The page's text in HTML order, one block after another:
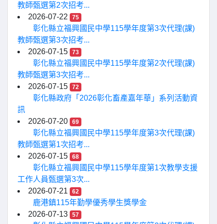
教師甄選第2次招考...
2026-07-22
75
彰化縣立福興國民中學115學年度第3次代理(課)
教師甄選第3次招考...
2026-07-15
73
彰化縣立福興國民中學115學年度第2次代理(課)
教師甄選第3次招考...
2026-07-15
72
彰化縣政府「2026彰化畜產嘉年華」系列活動資
訊
2026-07-20
69
彰化縣立福興國民中學115學年度第3次代理(課)
教師甄選第1次招考...
2026-07-15
68
彰化縣立福興國民中學115學年度第1次教學支援
工作人員甄選第3次...
2026-07-21
62
鹿港鎮115年勤學優秀學生獎學金
2026-07-13
57